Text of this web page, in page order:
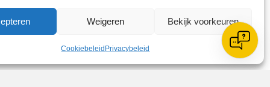
Weigeren Bekijk voorkeuren
Cookiebeleid Privacybeleid